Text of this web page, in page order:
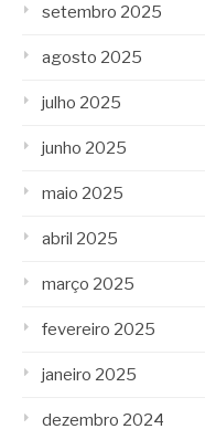
setembro 2025
agosto 2025
julho 2025
junho 2025
maio 2025
abril 2025
março 2025
fevereiro 2025
janeiro 2025
dezembro 2024